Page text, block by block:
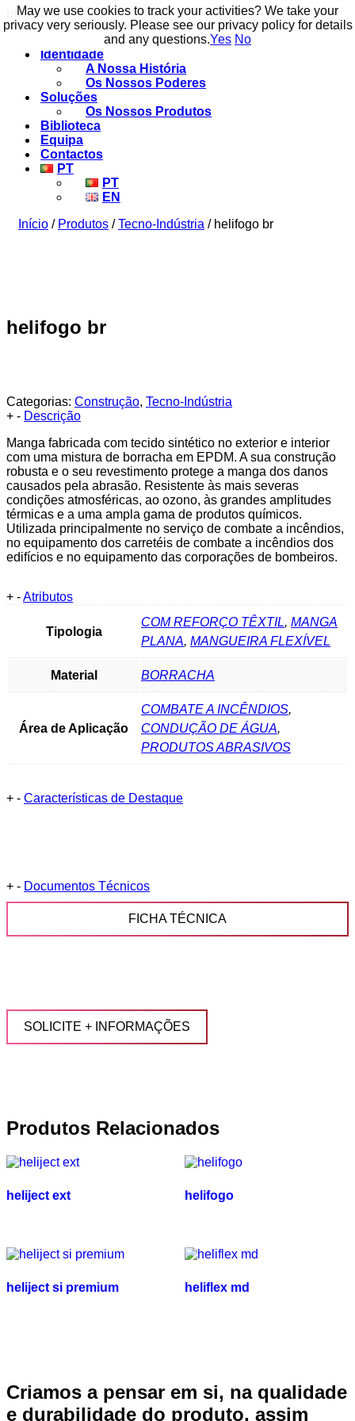
build to flow.
Identidade
A Nossa História
Os Nossos Poderes
Soluções
Os Nossos Produtos
Biblioteca
Equipa
Contactos
PT
PT
EN
Início / Produtos /Tecno-Indústria / helifogo br
helifogo br
Categorias: Construção, Tecno-Indústria
+ - Descrição
Manga fabricada com tecido sintético no exterior e interior
com uma mistura de borracha em EPDM. A sua construção
robusta e o seu revestimento protege a manga dos danos
causados pela abrasão. Resistente às mais severas
condições atmosféricas, ao ozono, às grandes amplitudes
térmicas e a uma ampla gama de produtos químicos.
Utilizada principalmente no serviço de combate a incêndios,
no equipamento dos carretéis de combate a incêndios dos
edifícios e no equipamento das corporações de bombeiros.
+ -Atributos
Tipologia
COM REFORÇO TÊXTIL, MANGA
PLANA, MANGUEIRA FLEXÍVEL
Material BORRACHA
Área de Aplicação
COMBATE A INCÊNDIOS,
CONDUÇÃO DE ÁGUA,
PRODUTOS ABRASIVOS
+ - Características de Destaque
+ - Documentos Técnicos
FICHA TÉCNICA
SOLICITE + INFORMAÇÕES
Produtos Relacionados
heliject ext helifogo
heliject si premium heliflex md
Criamos a pensar em si, na qualidade
e durabilidade do produto, assim
May we use cookies to track your activities? We take your
privacy very seriously. Please see our privacy policy for details
and any questions.Yes No
May we use cookies to track your activities? We take your
privacy very seriously. Please see our privacy policy for details
and any questions.Yes No